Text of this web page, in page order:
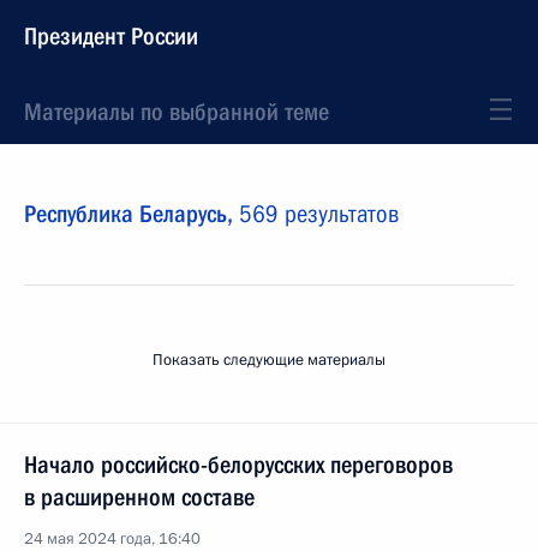
Президент России
Материалы по выбранной теме
Республика Беларусь, 569 результатов
Показать следующие материалы
Начало российско-белорусских переговоров
в расширенном составе
24 мая 2024 года, 16:40